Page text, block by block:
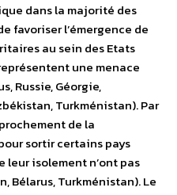
dans la majorité des
favoriser l’émergence de
au sein des Etats
une menace
Russie, Géorgie,
Turkménistan). Par
de la
sortir certains pays
isolement n’ont pas
Bélarus, Turkménistan). Le